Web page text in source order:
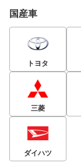
国産車
トヨタ
三菱
ダイハツ